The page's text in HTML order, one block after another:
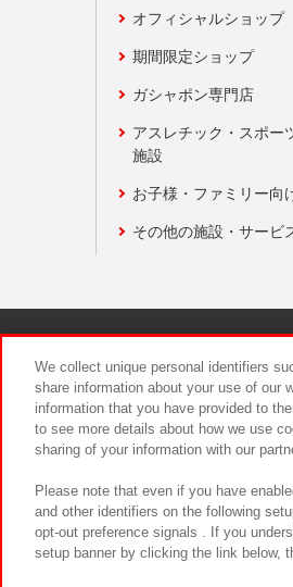
オフィシャルショップ
期間限定ショップ
ガシャポン専門店
アスレチック・スポー
施設
お子様・ファミリー向
その他の施設・サービ
We collect unique personal identifiers
share information about your use of our
information that you have provided to
to see more details about how we use
sharing of your information with our
Please note that even if you have
and other identifiers on the following
opt-out preference signals . If you
setup banner by clicking the link below,